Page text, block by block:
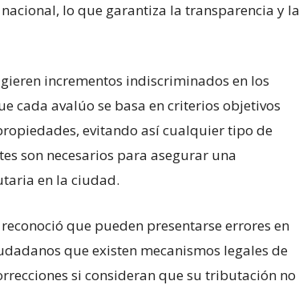
lo que garantiza la transparencia y la
incrementos indiscriminados en los
cada avalúo se basa en criterios objetivos
evitando así cualquier tipo de
son necesarios para asegurar una
en la ciudad.
que pueden presentarse errores en
que existen mecanismos legales de
si consideran que su tributación no